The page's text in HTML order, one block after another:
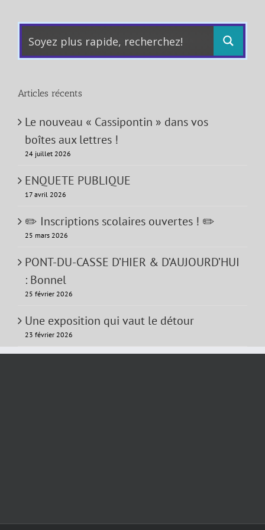
Articles récents
Le nouveau « Cassipontin » dans vos
boîtes aux lettres !
24 juillet 2026
ENQUETE PUBLIQUE
17 avril 2026
✏️ Inscriptions scolaires ouvertes ! ✏️
25 mars 2026
PONT-DU-CASSE D’HIER & D’AUJOURD’HUI
: Bonnel
25 février 2026
Une exposition qui vaut le détour
23 février 2026